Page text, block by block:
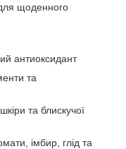
щоденного
антиоксидант
та
та блискучої
імбир, глід та